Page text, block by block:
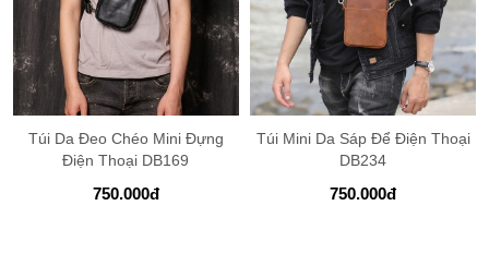
Túi Da Đeo Chéo Mini Đựng
Điện Thoại DB169
750.000đ
Túi Mini Da Sáp Để Điện Thoại
DB234
750.000đ